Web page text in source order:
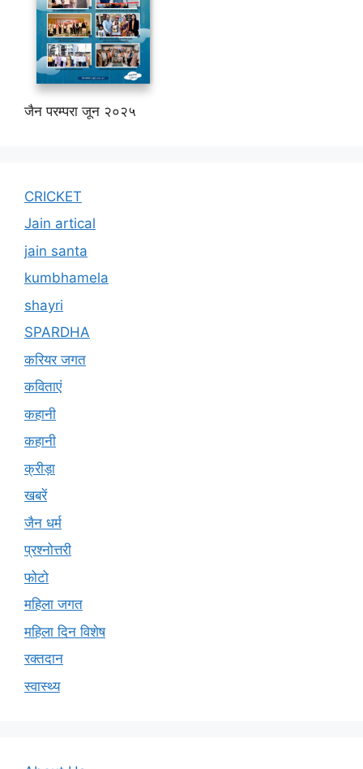
जैन परम्परा जून २०२५
CRICKET
Jain artical
jain santa
kumbhamela
shayri
SPARDHA
करियर जगत
कविताएं
कहानी
कहानी
क्रीड़ा
खबरें
जैन धर्म
प्रश्नोत्तरी
फोटो
महिला जगत
महिला दिन विशेष
रक्तदान
स्वास्थ्य